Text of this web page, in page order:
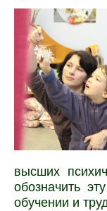
высших
обозначить
обучении и